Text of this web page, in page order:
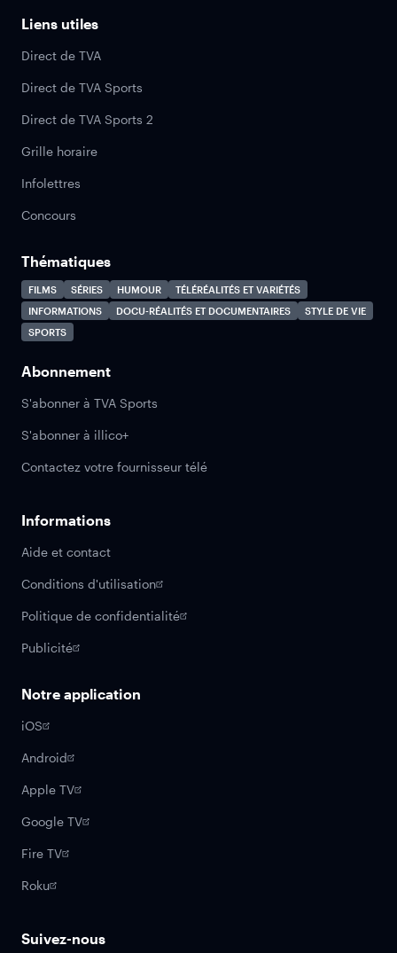
Liens utiles
Direct de TVA
Direct de TVA Sports
Direct de TVA Sports 2
Grille horaire
Infolettres
Concours
Thématiques
FILMS SÉRIES HUMOUR
TÉLÉRÉALITÉS ET VARIÉTÉS
INFORMATIONS
DOCU-RÉALITÉS ET DOCUMENTAIRES
STYLE DE VIE
SPORTS
Abonnement
S'abonner à TVA Sports
S'abonner à illico+
Contactez votre fournisseur télé
Informations
Aide et contact
Conditions d'utilisation
Politique de confidentialité
Publicité
Notre application
iOS
Android
Apple TV
Google TV
Fire TV
Roku
Suivez-nous